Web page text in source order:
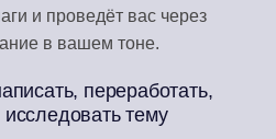
и проведёт вас через
в вашем тоне.
переработать,
тему